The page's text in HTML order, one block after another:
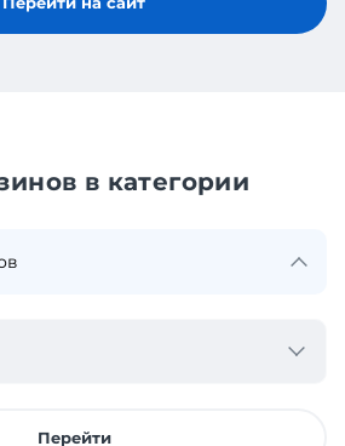
в категории
Перейти